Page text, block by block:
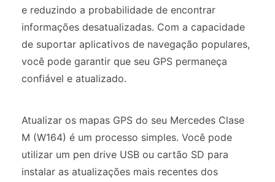
e reduzindo a probabilidade de encontrar
informações desatualizadas. Com a capacidade
de suportar aplicativos de navegação populares,
você pode garantir que seu GPS permaneça
confiável e atualizado.
Atualizar os mapas GPS do seu Mercedes Clase
M (W164) é um processo simples. Você pode
utilizar um pen drive USB ou cartão SD para
instalar as atualizações mais recentes dos